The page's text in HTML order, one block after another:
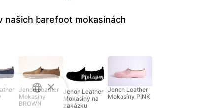
našich barefoot mokasínách
Jenon Leather
Mokasíny
BROWN
Jenon Leather
Mokasíny na
zakázku
Jenon Leather
Mokasíny PINK
×